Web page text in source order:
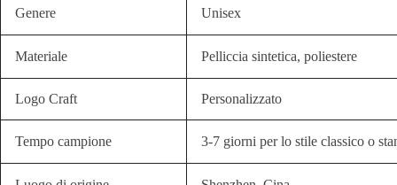
Genere Unisex
Materiale Pelliccia sintetica, poliestere
Logo Craft Personalizzato
Tempo campione 3-7 giorni per lo stile classico o